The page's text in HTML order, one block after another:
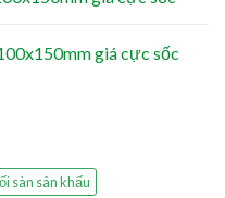
giá cực sốc
sàn sân khấu